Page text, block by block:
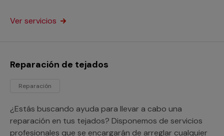
particulares como a profesionales. Nos adaptamos a
Ver servicios
Reparación de tejados
Reparación
¿Estás buscando ayuda para llevar a cabo una
reparación en tus tejados? Disponemos de servicios
profesionales que se encargarán de arreglar cualquier